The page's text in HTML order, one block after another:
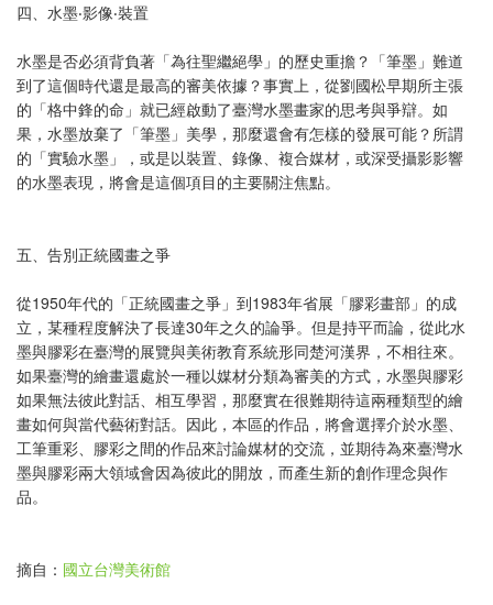
四、水墨‧影像‧裝置
水墨是否必須背負著「為往聖繼絕學」的歷史重擔？「筆墨」難道
到了這個時代還是最高的審美依據？事實上，從劉國松早期所主張
的「格中鋒的命」就已經啟動了臺灣水墨畫家的思考與爭辯。如
果，水墨放棄了「筆墨」美學，那麼還會有怎樣的發展可能？所謂
的「實驗水墨」，或是以裝置、錄像、複合媒材，或深受攝影影響
的水墨表現，將會是這個項目的主要關注焦點。
五、告別正統國畫之爭
從1950年代的「正統國畫之爭」到1983年省展「膠彩畫部」的成
立，某種程度解決了長達30年之久的論爭。但是持平而論，從此水
墨與膠彩在臺灣的展覽與美術教育系統形同楚河漢界，不相往來。
如果臺灣的繪畫還處於一種以媒材分類為審美的方式，水墨與膠彩
如果無法彼此對話、相互學習，那麼實在很難期待這兩種類型的繪
畫如何與當代藝術對話。因此，本區的作品，將會選擇介於水墨、
工筆重彩、膠彩之間的作品來討論媒材的交流，並期待為來臺灣水
墨與膠彩兩大領域會因為彼此的開放，而產生新的創作理念與作
品。
摘自： 國立台灣美術館